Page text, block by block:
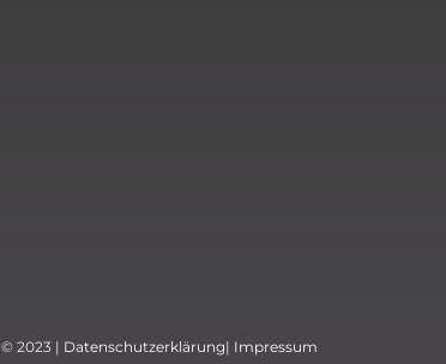
© 2023 | Datenschutzerklärung| Impressum